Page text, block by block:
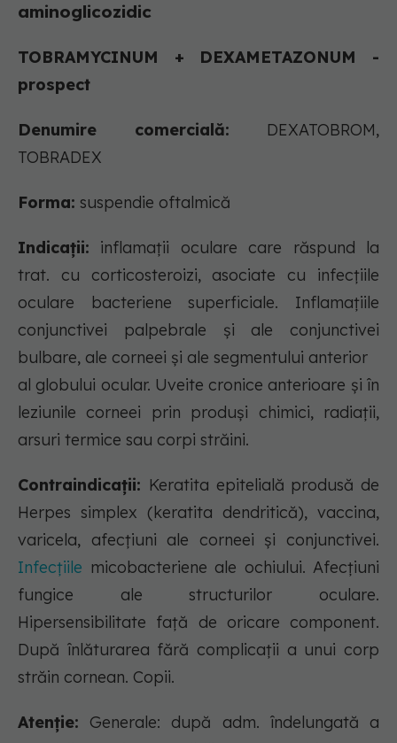
aminoglicozidic
TOBRAMYCINUM + DEXAMETAZONUM -
prospect
Denumire comercială: DEXATOBROM,
TOBRADEX
Forma: suspendie oftalmică
Indicații: inflamaţii oculare care răspund la
trat. cu corticosteroizi, asociate cu infecţiile
oculare bacteriene superficiale. Inflamaţiile
conjunctivei palpebrale şi ale conjunctivei
bulbare, ale corneei şi ale segmentului anterior
al globului ocular. Uveite cronice anterioare şi în
leziunile corneei prin produşi chimici, radiaţii,
arsuri termice sau corpi străini.
Contraindicații: Keratita epitelială produsă de
Herpes simplex (keratita dendritică), vaccina,
varicela, afecţiuni ale corneei şi conjunctivei.
Infecţiile micobacteriene ale ochiului. Afecţiuni
fungice ale structurilor oculare.
Hipersensibilitate faţă de oricare component.
După înlăturarea fără complicaţii a unui corp
străin cornean. Copii.
Atenție: Generale: după adm. îndelungată a